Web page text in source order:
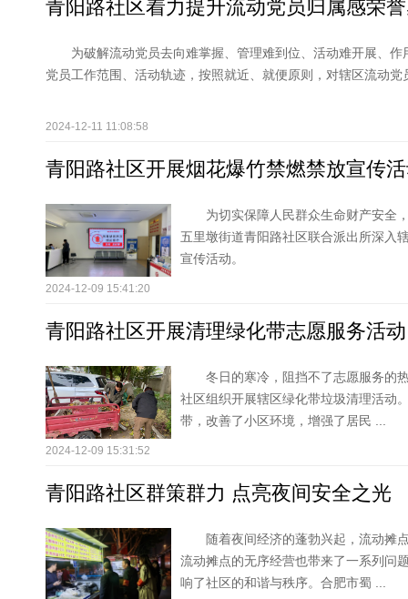
青阳路社区着力提升流动党员归属感荣
为破解流动党员去向难掌握、管理难到位、活动难开展、
党员工作范围、活动轨迹，按照就近、就便原则，对辖区流动党
2024-12-11 11:08:58
青阳路社区开展烟花爆竹禁燃禁放宣传
为切实保障人民群众生命财产安全
五里墩街道青阳路社区联合派出所深入
宣传活动。
2024-12-09 15:41:20
青阳路社区开展清理绿化带志愿服务活动
冬日的寒冷，阻挡不了志愿服务的
社区组织开展辖区绿化带垃圾清理活动
带，改善了小区环境，增强了居民 ...
2024-12-09 15:31:52
青阳路社区群策群力 点亮夜间安全之光
随着夜间经济的蓬勃兴起，流动摊
流动摊点的无序经营也带来了一系列问
响了社区的和谐与秩序。合肥市蜀 ...